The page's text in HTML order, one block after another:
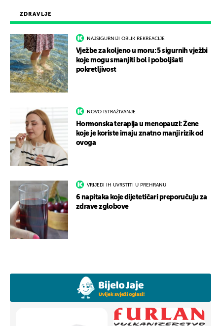
ZDRAVLJE
NAJSIGURNIJI OBLIK REKREACIJE
Vježbe za koljeno u moru: 5 sigurnih vježbi
koje mogu smanjiti bol i poboljšati
pokretljivost
NOVO ISTRAŽIVANJE
Hormonska terapija u menopauzi: Žene
koje je koriste imaju znatno manji rizik od
ovoga
VRIJEDI IH UVRSTITI U PREHRANU
6 napitaka koje dijetetičari preporučuju za
zdrave zglobove